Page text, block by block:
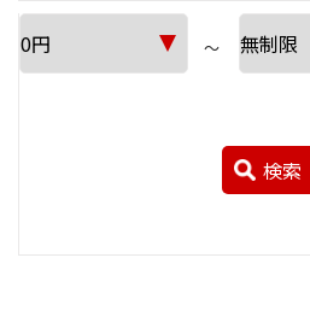
～
検索